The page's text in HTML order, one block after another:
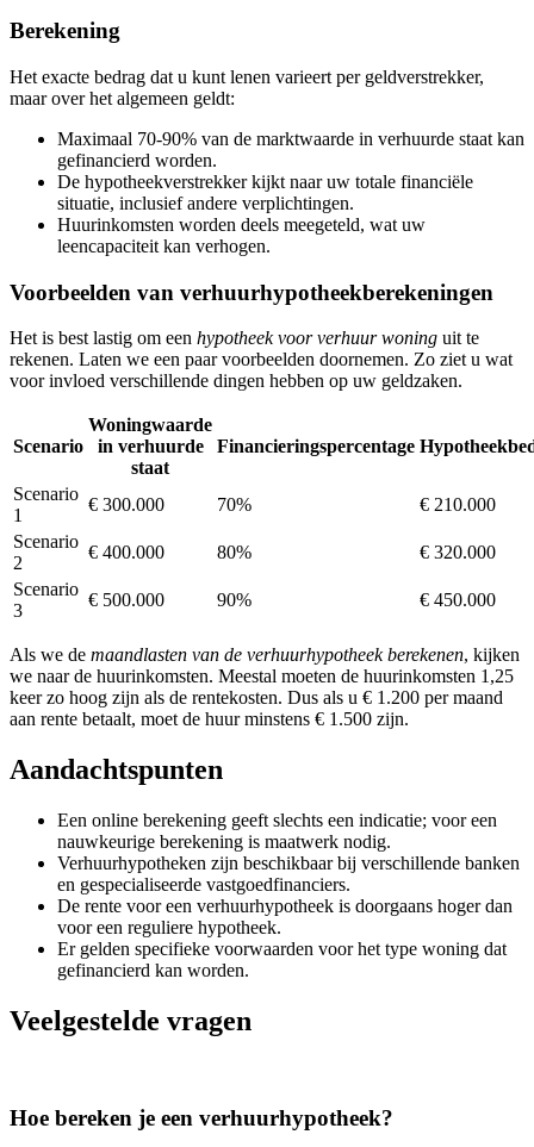
Berekening
Het exacte bedrag dat u kunt lenen varieert per geldverstrekker,
maar over het algemeen geldt:
Maximaal 70-90% van de marktwaarde in verhuurde staat kan
gefinancierd worden.
De hypotheekverstrekker kijkt naar uw totale financiële
situatie, inclusief andere verplichtingen.
Huurinkomsten worden deels meegeteld, wat uw
leencapaciteit kan verhogen.
Voorbeelden van verhuurhypotheekberekeningen
Het is best lastig om een hypotheek voor verhuur woning uit te
rekenen. Laten we een paar voorbeelden doornemen. Zo ziet u wat
voor invloed verschillende dingen hebben op uw geldzaken.
Scenario
Woningwaarde
in verhuurde
staat
Financieringspercentage
Scenario
1
€ 300.000 70%
€ 210.000
Scenario
2
€ 400.000 80%
€ 320.000
Scenario
3
€ 500.000 90% € 450.000
Als we de maandlasten van de verhuurhypotheek berekenen, kijken
we naar de huurinkomsten. Meestal moeten de huurinkomsten 1,25
keer zo hoog zijn als de rentekosten. Dus als u € 1.200 per maand
aan rente betaalt, moet de huur minstens € 1.500 zijn.
Aandachtspunten
Een online berekening geeft slechts een indicatie; voor een
nauwkeurige berekening is maatwerk nodig.
Verhuurhypotheken zijn beschikbaar bij verschillende banken
en gespecialiseerde vastgoedfinanciers.
De rente voor een verhuurhypotheek is doorgaans hoger dan
voor een reguliere hypotheek.
Er gelden specifieke voorwaarden voor het type woning dat
gefinancierd kan worden.
Veelgestelde vragen
Hoe bereken je een verhuurhypotheek?